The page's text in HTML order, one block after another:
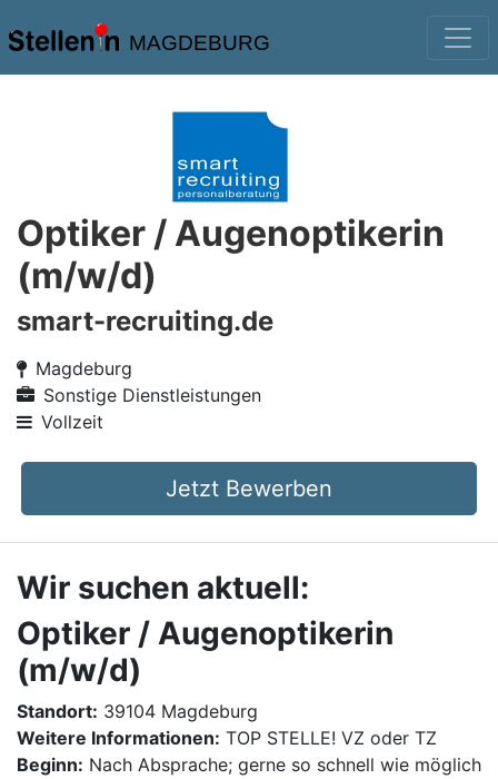
MAGDEBURG
Optiker / Augenoptikerin
(m/w/d)
smart-recruiting.de
Magdeburg
Sonstige Dienstleistungen
Vollzeit
Jetzt Bewerben
Wir suchen aktuell:
Optiker / Augenoptikerin
(m/w/d)
Standort: 39104 Magdeburg
Weitere Informationen: TOP STELLE! VZ oder TZ
Beginn: Nach Absprache; gerne so schnell wie möglich